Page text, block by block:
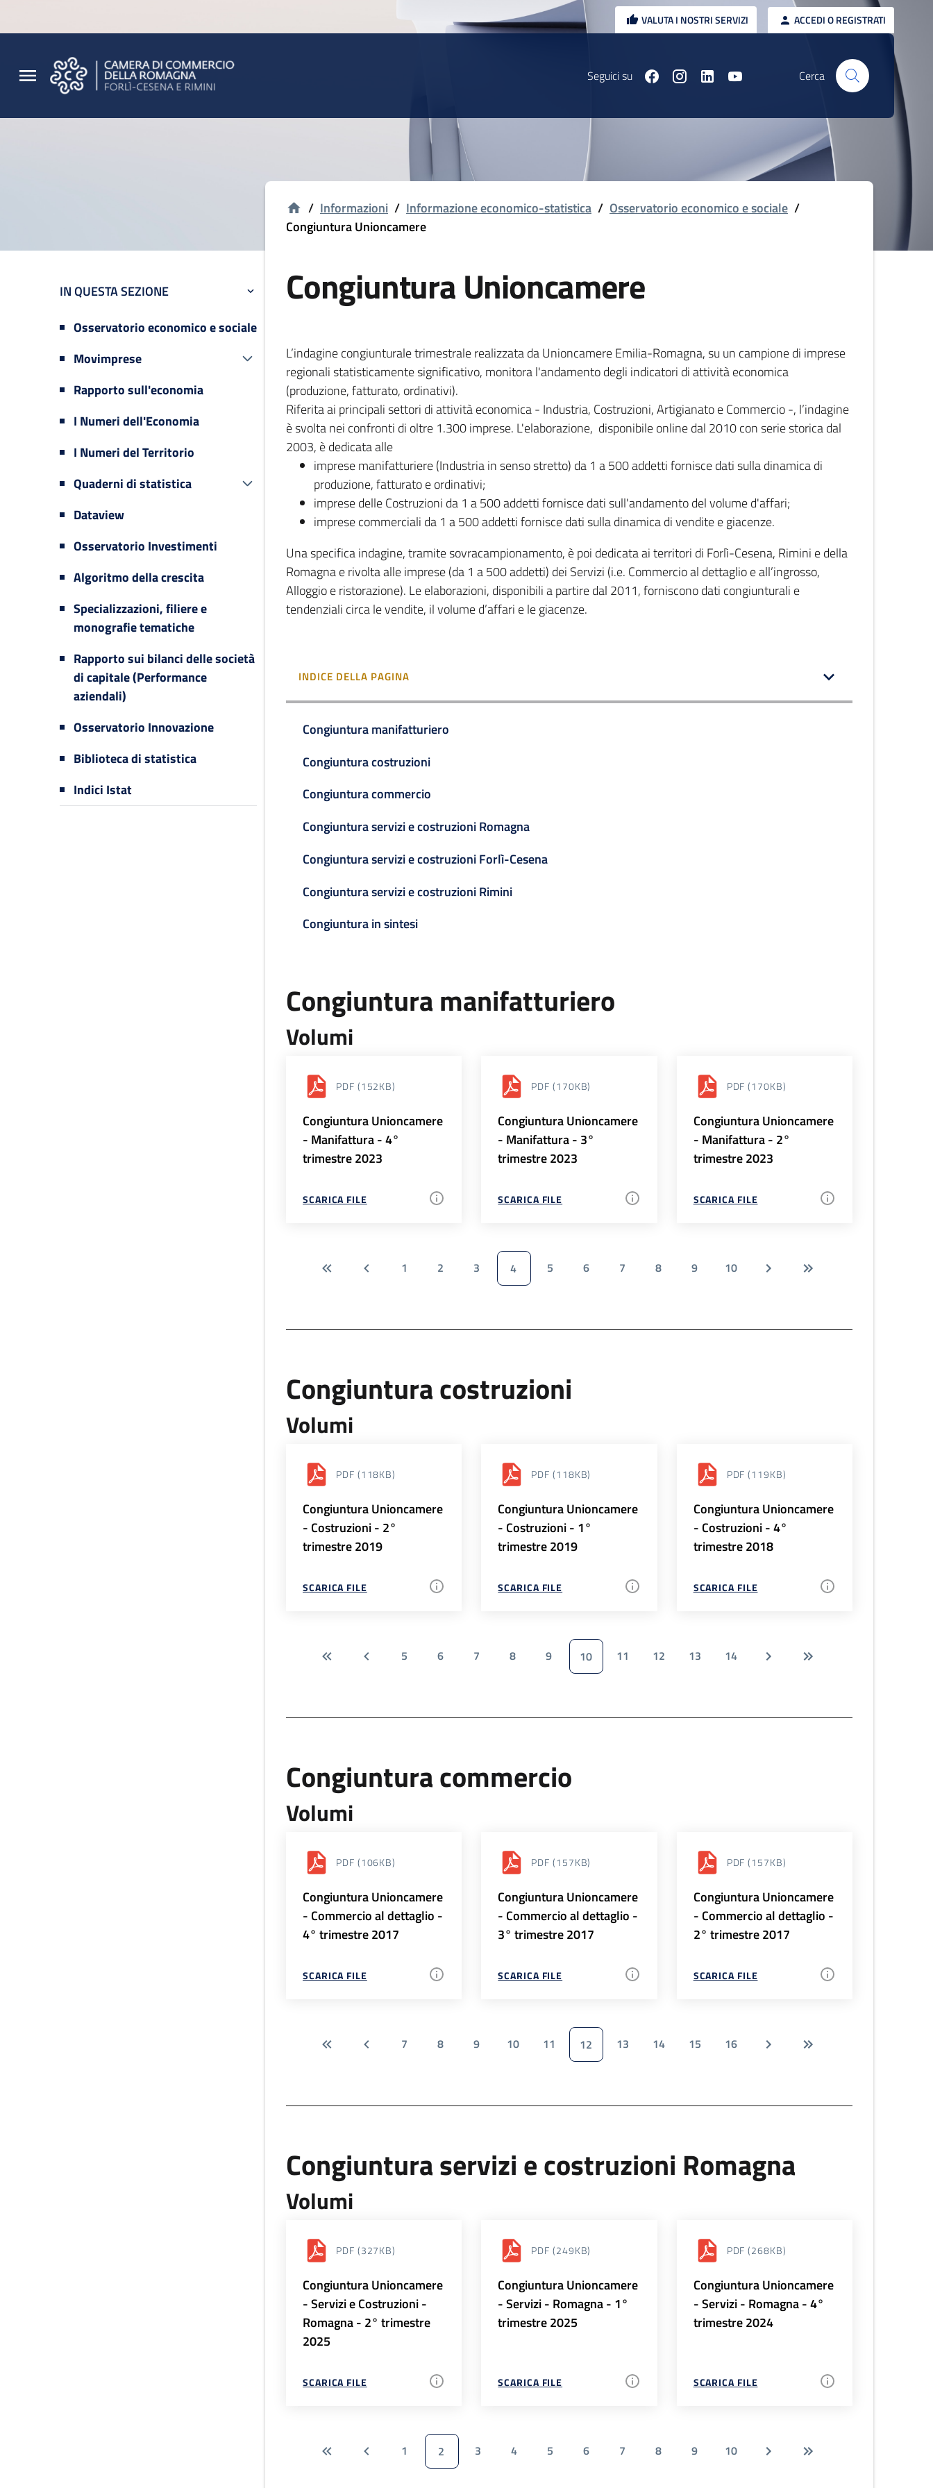
VALUTA I NOSTRI SERVIZI ACCEDI O REGISTRATI
Seguici su Cerca
IN QUESTA SEZIONE
Osservatorio economico e sociale
Movimprese
Rapporto sull'economia
I Numeri dell'Economia
I Numeri del Territorio
Quaderni di statistica
Dataview
Osservatorio Investimenti
Algoritmo della crescita
Specializzazioni, filiere e
monografie tematiche
Rapporto sui bilanci delle società
di capitale (Performance
aziendali)
Osservatorio Innovazione
Biblioteca di statistica
Indici Istat
/ Informazioni / Informazione economico-statistica / Osservatorio economico e sociale /
Congiuntura Unioncamere
Congiuntura Unioncamere
L’indagine congiunturale trimestrale realizzata da Unioncamere Emilia-Romagna, su un campione di imprese
regionali statisticamente significativo, monitora l'andamento degli indicatori di attività economica
(produzione, fatturato, ordinativi).
Riferita ai principali settori di attività economica - Industria, Costruzioni, Artigianato e Commercio -, l’indagine
è svolta nei confronti di oltre 1.300 imprese. L'elaborazione, disponibile online dal 2010 con serie storica dal
2003, è dedicata alle
imprese manifatturiere (Industria in senso stretto) da 1 a 500 addetti fornisce dati sulla dinamica di
produzione, fatturato e ordinativi;
imprese delle Costruzioni da 1 a 500 addetti fornisce dati sull'andamento del volume d'affari;
imprese commerciali da 1 a 500 addetti fornisce dati sulla dinamica di vendite e giacenze.
Una specifica indagine, tramite sovracampionamento, è poi dedicata ai territori di Forlì-Cesena, Rimini e della
Romagna e rivolta alle imprese (da 1 a 500 addetti) dei Servizi (i.e. Commercio al dettaglio e all’ingrosso,
Alloggio e ristorazione). Le elaborazioni, disponibili a partire dal 2011, forniscono dati congiunturali e
tendenziali circa le vendite, il volume d’affari e le giacenze.
INDICE DELLA PAGINA
Congiuntura manifatturiero
Congiuntura costruzioni
Congiuntura commercio
Congiuntura servizi e costruzioni Romagna
Congiuntura servizi e costruzioni Forlì-Cesena
Congiuntura servizi e costruzioni Rimini
Congiuntura in sintesi
Congiuntura manifatturiero
Volumi
PDF (152KB)
Congiuntura Unioncamere
- Manifattura - 4°
trimestre 2023
SCARICA FILE
PDF (170KB)
Congiuntura Unioncamere
- Manifattura - 3°
trimestre 2023
SCARICA FILE
PDF (170KB)
Congiuntura Unioncamere
- Manifattura - 2°
trimestre 2023
SCARICA FILE
1 2 3 4 5 6 7 8 9 10
Congiuntura costruzioni
Volumi
PDF (118KB)
Congiuntura Unioncamere
- Costruzioni - 2°
trimestre 2019
SCARICA FILE
PDF (118KB)
Congiuntura Unioncamere
- Costruzioni - 1°
trimestre 2019
SCARICA FILE
PDF (119KB)
Congiuntura Unioncamere
- Costruzioni - 4°
trimestre 2018
SCARICA FILE
5 6 7 8 9 10 11 12 13 14
Congiuntura commercio
Volumi
PDF (106KB)
Congiuntura Unioncamere
- Commercio al dettaglio -
4° trimestre 2017
SCARICA FILE
PDF (157KB)
Congiuntura Unioncamere
- Commercio al dettaglio -
3° trimestre 2017
SCARICA FILE
PDF (157KB)
Congiuntura Unioncamere
- Commercio al dettaglio -
2° trimestre 2017
SCARICA FILE
7 8 9 10 11 12 13 14 15 16
Congiuntura servizi e costruzioni Romagna
Volumi
PDF (327KB)
Congiuntura Unioncamere
- Servizi e Costruzioni -
Romagna - 2° trimestre
2025
SCARICA FILE
PDF (249KB)
Congiuntura Unioncamere
- Servizi - Romagna - 1°
trimestre 2025
SCARICA FILE
PDF (268KB)
Congiuntura Unioncamere
- Servizi - Romagna - 4°
trimestre 2024
SCARICA FILE
1 2 3 4 5 6 7 8 9 10